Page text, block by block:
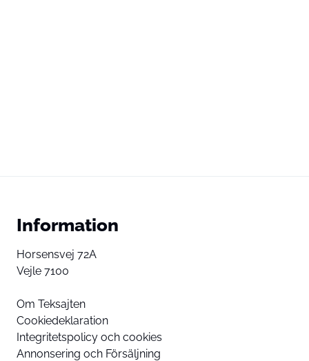
Information
Horsensvej 72A
Vejle 7100
Om Teksajten
Cookiedeklaration
Integritetspolicy och cookies
Annonsering och Försäljning